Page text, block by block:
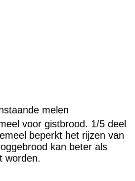
melen
voor gistbrood. 1/5 deel
beperkt het rijzen van
kan beter als
worden.